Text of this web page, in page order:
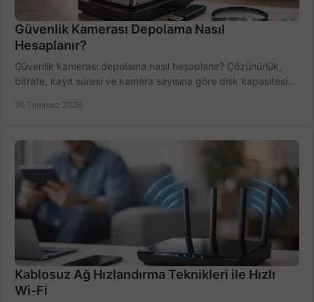
Güvenlik Kamerası Depolama Nasıl
Hesaplanır?
Güvenlik kamerası depolama nasıl hesaplanır? Çözünürlük,
bitrate, kayıt süresi ve kamera sayısına göre disk kapasitesini
26 Temmuz 2026
Kablosuz Ağ Hızlandırma Teknikleri ile Hızlı
Wi-Fi